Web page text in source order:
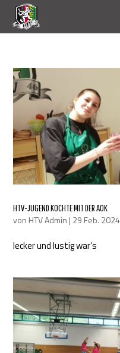
HTV-JUGEND KOCHTE MIT DER AOK
von HTV Admin | 29 Feb. 2024
lecker und lustig war’s